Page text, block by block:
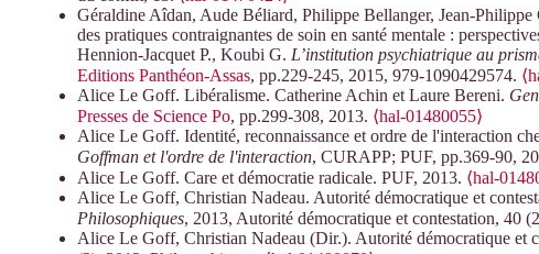
Géraldine Aîdan, Aude Béliard, Philippe Bellanger, Jean-
des pratiques contraignantes de soin en santé mentale :
Hennion-Jacquet P., Koubi G. L’institution psychiatrique au
Editions Panthéon-Assas, pp.229-245, 2015, 979-1090429574.
Alice Le Goff. Libéralisme. Catherine Achin et Laure Bereni.
Presses de Science Po, pp.299-308, 2013. ⟨hal-01480055⟩
Alice Le Goff. Identité, reconnaissance et ordre de l'interaction
Goffman et l'ordre de l'interaction, CURAPP; PUF, pp.369-90,
Alice Le Goff. Care et démocratie radicale. PUF, 2013. ⟨hal-
Alice Le Goff, Christian Nadeau. Autorité démocratique et
Philosophiques, 2013, Autorité démocratique et contestation, 40
Alice Le Goff, Christian Nadeau (Dir.). Autorité démocratique et